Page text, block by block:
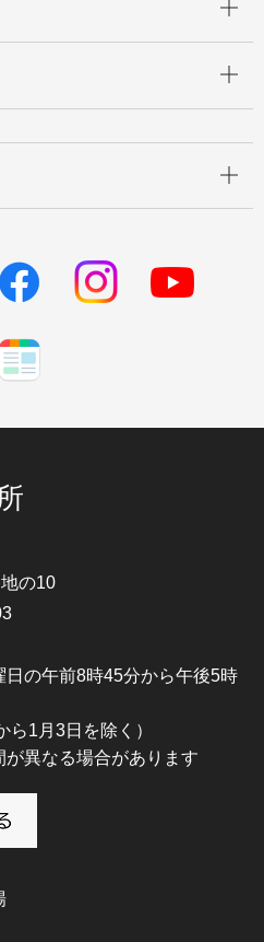
の10
日の午前8時45分から午後5時
ら1月3日を除く）
異なる場合があります